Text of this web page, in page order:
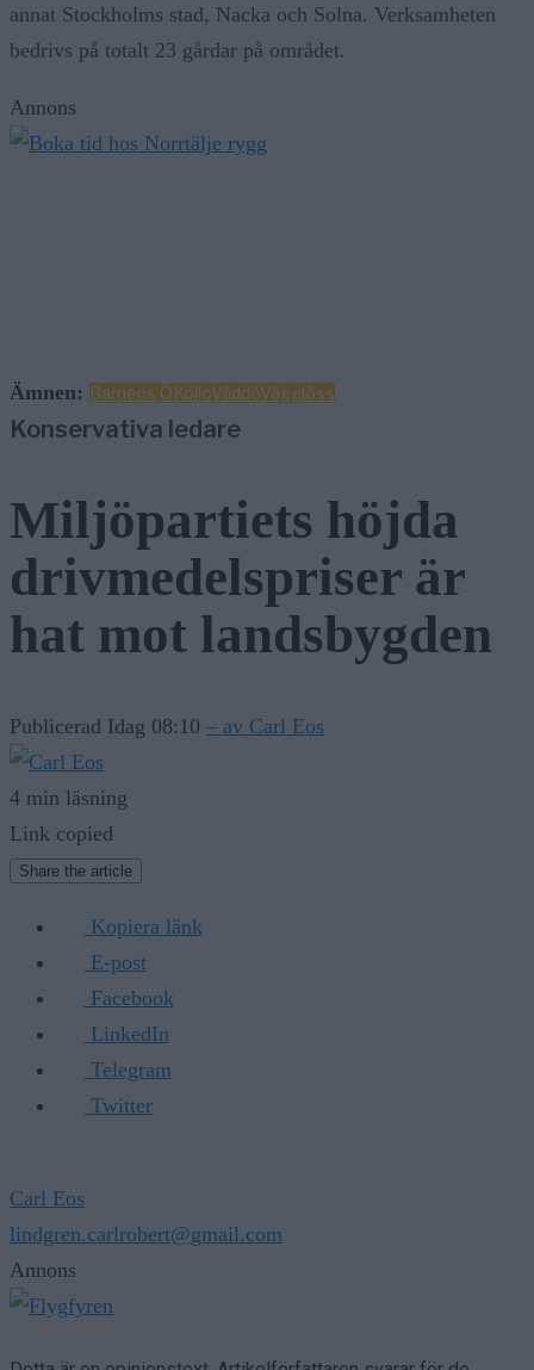
annat Stockholms stad, Nacka och Solna. Verksamheten
bedrivs på totalt 23 gårdar på området.
Annons
Ämnen: Barnens ÖKolloVäddöVägglöss
Konservativa ledare
Miljöpartiets höjda
drivmedelspriser är
hat mot landsbygden
Publicerad Idag 08:10 – av Carl Eos
4 min läsning
Link copied
Share the article
Kopiera länk
E-post
Facebook
LinkedIn
Telegram
Twitter
Carl Eos
lindgren.carlrobert@gmail.com
Annons